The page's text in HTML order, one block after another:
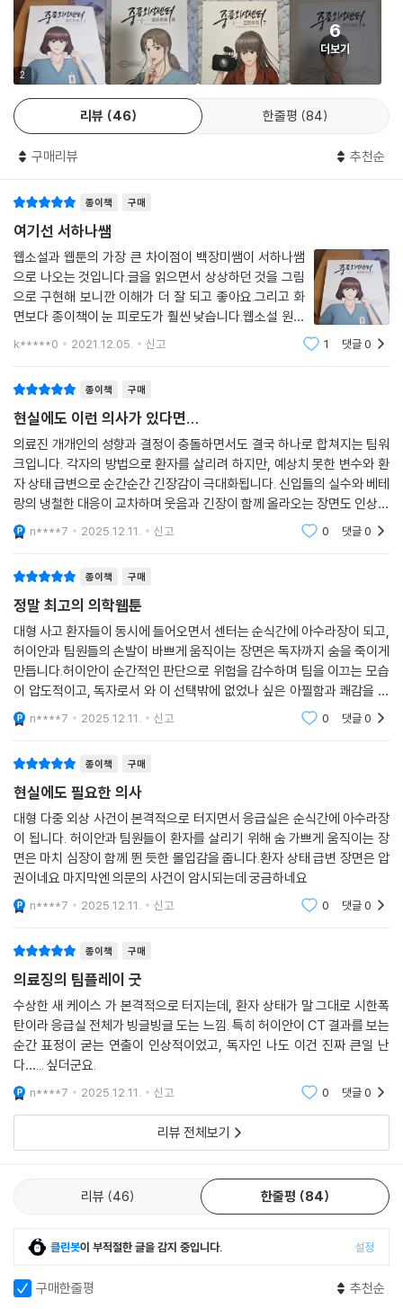
2
6
더보기
리뷰 46 한줄평 84
구매리뷰 추천순
종이책 구매
여기선 서하나쌤
웹소설과 웹툰의 가장 큰 차이점이 백장미쌤이 서하나쌤
으로 나오는 것입니다.글을 읽으면서 상상하던 것을 그림
으로 구현해 보니깐 이해가 더 잘 되고 좋아요.그리고 화
면보다 종이책이 눈 피로도가 훨씬 낮습니다.웹소설 원작
을 될수있으면 살리려는 흔적이 보입니다.그림 그리기 어
k*****0 2021.12.05. 신고 1 댓글0
종이책 구매
현실에도 이런 의사가 있다면...
의료진 개개인의 성향과 결정이 충돌하면서도 결국 하나로 합쳐지는 팀워
크입니다. 각자의 방법으로 환자를 살리려 하지만, 예상치 못한 변수와 환
자 상태 급변으로 순간순간 긴장감이 극대화됩니다. 신입들의 실수와 베테
랑의 냉철한 대응이 교차하며 웃음과 긴장이 함께 올라오는 장면도 인상적
입니다.n****7 2025.12.11. 신고 0 댓글0
종이책 구매
정말 최고의 의학웹툰
대형 사고 환자들이 동시에 들어오면서 센터는 순식간에 아수라장이 되고,
허이안과 팀원들의 손발이 바쁘게 움직이는 장면은 독자까지 숨을 죽이게
만듭니다.허이안이 순간적인 판단으로 위험을 감수하며 팀을 이끄는 모습
이 압도적이고, 독자로서 와 이 선택밖에 없었나 싶은 아찔함과 쾌감을 동
시에 느낄 수 있습니다.
n****7 2025.12.11. 신고 0 댓글0
종이책 구매
현실에도 필요한 의사
대형 다중 외상 사건이 본격적으로 터지면서 응급실은 순식간에 아수라장
이 됩니다. 허이안과 팀원들이 환자를 살리기 위해 숨 가쁘게 움직이는 장
면은 마치 심장이 함께 뛴 듯한 몰입감을 줍니다.환자 상태 급변 장면은 압
권이네요 마지막엔 의문의 사건이 암시되는데 궁금하네요
n****7 2025.12.11. 신고 0 댓글0
종이책 구매
의료징의 팀플레이 굿
수상한 새 케이스 가 본격적으로 터지는데, 환자 상태가 말 그대로 시한폭
탄이라 응급실 전체가 빙글빙글 도는 느낌. 특히 허이안이 CT 결과를 보는
순간 표정이 굳는 연출이 인상적이었고, 독자인 나도 이건 진짜 큰일 난
다…... 싶더군요.
n****7 2025.12.11. 신고 0 댓글0
리뷰 전체보기
리뷰 46 한줄평 84
클린봇이 부적절한 글을 감지 중입니다. 설정
구매한줄평 추천순